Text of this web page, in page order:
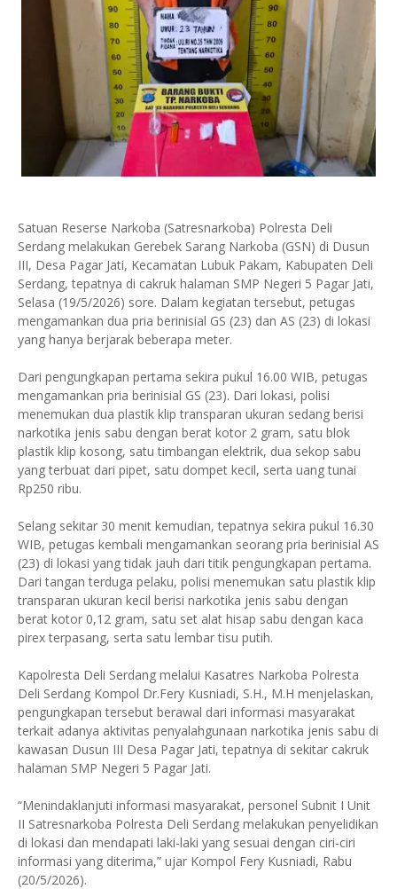
Satuan Reserse Narkoba (Satresnarkoba) Polresta Deli
Serdang melakukan Gerebek Sarang Narkoba (GSN) di Dusun
III, Desa Pagar Jati, Kecamatan Lubuk Pakam, Kabupaten Deli
Serdang, tepatnya di cakruk halaman SMP Negeri 5 Pagar Jati,
Selasa (19/5/2026) sore. Dalam kegiatan tersebut, petugas
mengamankan dua pria berinisial GS (23) dan AS (23) di lokasi
yang hanya berjarak beberapa meter.
Dari pengungkapan pertama sekira pukul 16.00 WIB, petugas
mengamankan pria berinisial GS (23). Dari lokasi, polisi
menemukan dua plastik klip transparan ukuran sedang berisi
narkotika jenis sabu dengan berat kotor 2 gram, satu blok
plastik klip kosong, satu timbangan elektrik, dua sekop sabu
yang terbuat dari pipet, satu dompet kecil, serta uang tunai
Rp250 ribu.
Selang sekitar 30 menit kemudian, tepatnya sekira pukul 16.30
WIB, petugas kembali mengamankan seorang pria berinisial AS
(23) di lokasi yang tidak jauh dari titik pengungkapan pertama.
Dari tangan terduga pelaku, polisi menemukan satu plastik klip
transparan ukuran kecil berisi narkotika jenis sabu dengan
berat kotor 0,12 gram, satu set alat hisap sabu dengan kaca
pirex terpasang, serta satu lembar tisu putih.
Kapolresta Deli Serdang melalui Kasatres Narkoba Polresta
Deli Serdang Kompol Dr.Fery Kusniadi, S.H., M.H menjelaskan,
pengungkapan tersebut berawal dari informasi masyarakat
terkait adanya aktivitas penyalahgunaan narkotika jenis sabu di
kawasan Dusun III Desa Pagar Jati, tepatnya di sekitar cakruk
halaman SMP Negeri 5 Pagar Jati.
“Menindaklanjuti informasi masyarakat, personel Subnit I Unit
II Satresnarkoba Polresta Deli Serdang melakukan penyelidikan
di lokasi dan mendapati laki-laki yang sesuai dengan ciri-ciri
informasi yang diterima,” ujar Kompol Fery Kusniadi, Rabu
(20/5/2026).